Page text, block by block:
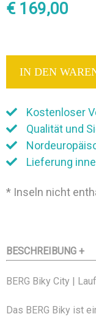
€ 169,00
IN DEN
Kostenloser
Qualität und
Lieferung
* Inseln nicht
BESCHREIBUNG +
BERG Biky City |
Das BERG Biky ist